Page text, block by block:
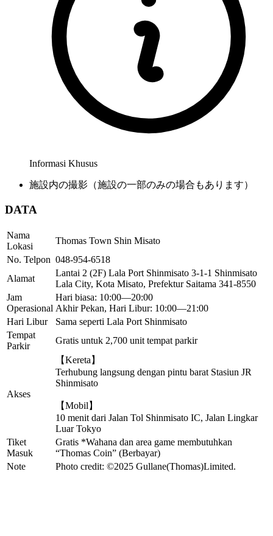
Informasi Khusus
施設内の撮影（施設の一部のみの場合もあります）
DATA
Nama
Lokasi
Thomas Town Shin Misato
No. Telpon 048-954-6518
Alamat
Lantai 2 (2F) Lala Port Shinmisato 3-1-1 Shinmisato
Lala City, Kota Misato, Prefektur Saitama 341-8550
Jam
Operasional
Hari biasa: 10:00—20:00
Akhir Pekan, Hari Libur: 10:00—21:00
Hari Libur
Sama seperti Lala Port Shinmisato
Tempat
Parkir
Gratis untuk 2,700 unit tempat parkir
Akses
【Kereta】
Terhubung langsung dengan pintu barat Stasiun JR
Shinmisato
【Mobil】
10 menit dari Jalan Tol Shinmisato IC, Jalan Lingkar
Luar Tokyo
Tiket
Masuk
Gratis *Wahana dan area game membutuhkan
“Thomas Coin” (Berbayar)
Note
Photo credit: ©2025 Gullane(Thomas)Limited.